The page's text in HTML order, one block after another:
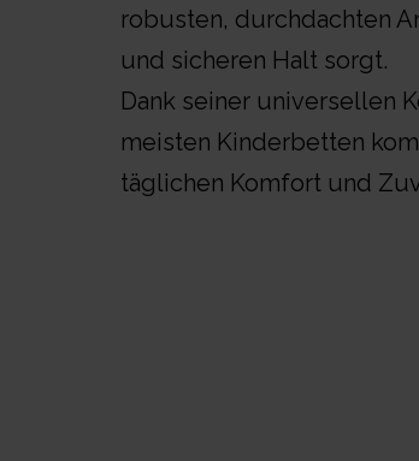
robusten, durchdachten
und sicheren Halt sorgt.
Dank seiner universellen
meisten Kinderbetten
täglichen Komfort und